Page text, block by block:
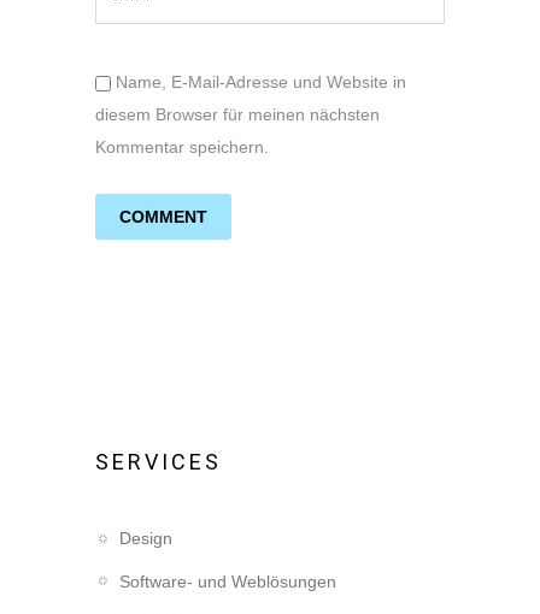
Name, E-Mail-Adresse und Website in
diesem Browser für meinen nächsten
Kommentar speichern.
SERVICES
Design
Software- und Weblösungen